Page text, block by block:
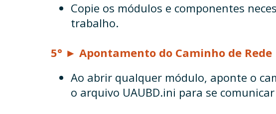
Copie os módulos e componentes
trabalho.
5° ► Apontamento do Caminho de Rede
Ao abrir qualquer módulo, aponte o
o arquivo UAUBD.ini para se